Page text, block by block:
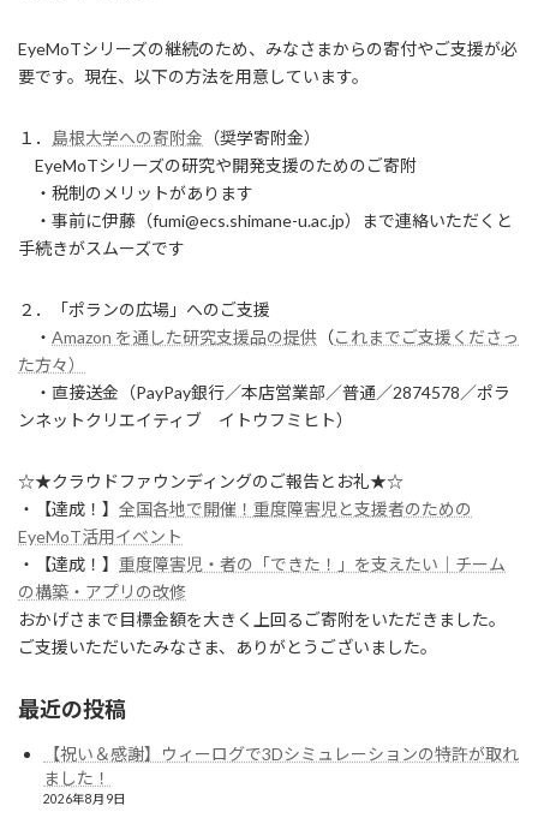
EyeMoTシリーズの継続のため、みなさまからの寄付やご支援が必
要です。現在、以下の方法を用意しています。
１． 島根大学への寄附金 （奨学寄附金）
EyeMoTシリーズの研究や開発支援のためのご寄附
・税制のメリットがあります
・事前に伊藤（fumi@ecs.shimane-u.ac.jp）まで連絡いただくと
手続きがスムーズです
２．「ポランの広場」へのご支援
・ Amazon を通した研究支援品の提供 （これまでご支援くださっ
た方々）
・直接送金（PayPay銀行／本店営業部／普通／2874578／ポラ
ンネットクリエイティブ イトウフミヒト）
☆★クラウドファウンディングのご報告とお礼★☆
・【達成！】 全国各地で開催！重度障害児と支援者のための
EyeMoT活用イベント
・【達成！】 重度障害児・者の「できた！」を支えたい｜チーム
の構築・アプリの改修
おかげさまで目標金額を大きく上回るご寄附をいただきました。
ご支援いただいたみなさま、ありがとうございました。
最近の投稿
【祝い＆感謝】ウィーログで3Dシミュレーションの特許が取れ
ました！
2026年8月9日